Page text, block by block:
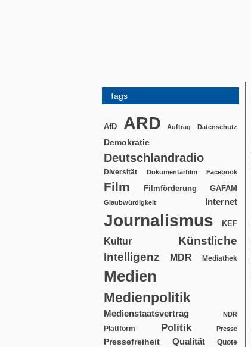
Tags
AfD ARD Auftrag Datenschutz
Demokratie
Deutschlandradio
Diversität Dokumentarfilm Facebook
Film Filmförderung GAFAM
Glaubwürdigkeit Internet
Journalismus KEF
Kultur
Künstliche
Intelligenz
MDR Mediathek
Medien
Medienpolitik
Medienstaatsvertrag NDR
Plattform Politik Presse
Pressefreiheit Qualität Quote